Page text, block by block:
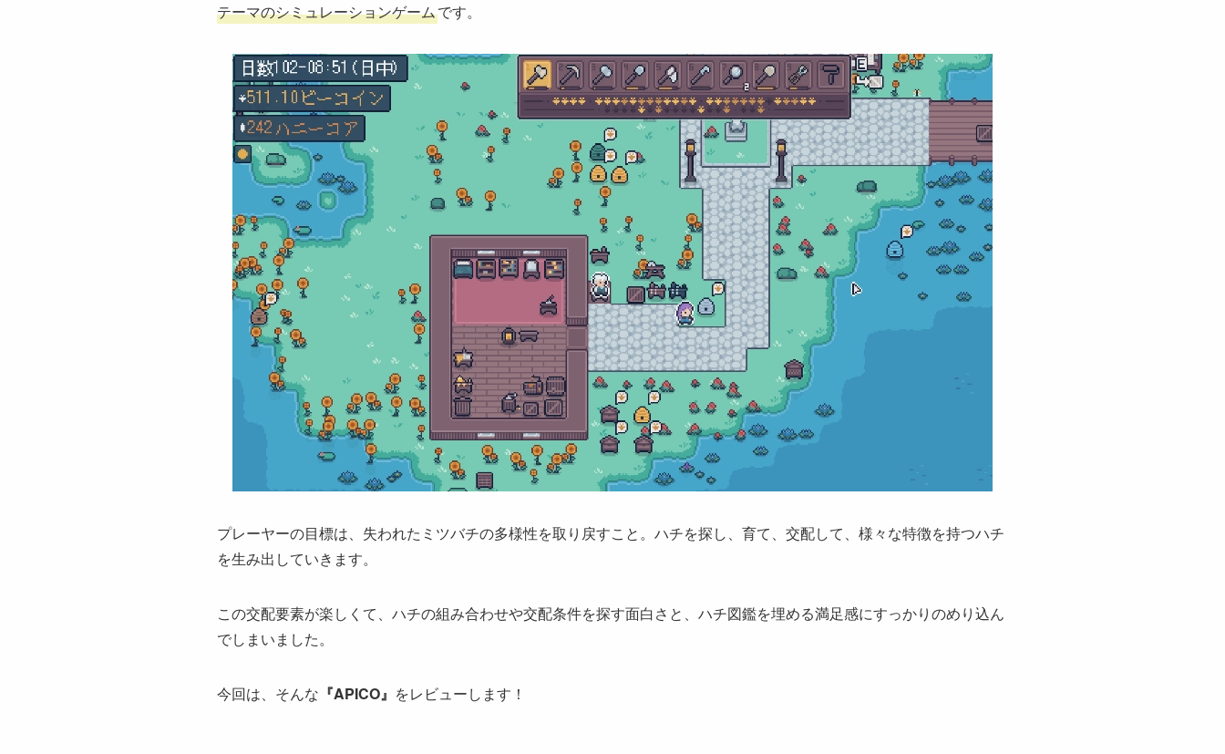
テーマのシミュレーションゲームです。
プレーヤーの目標は、失われたミツバチの多様性を取り戻すこと。ハチを探し、育て、交配して、様々な特徴を持つハチ
を生み出していきます。
この交配要素が楽しくて、ハチの組み合わせや交配条件を探す面白さと、ハチ図鑑を埋める満足感にすっかりのめり込ん
でしまいました。
今回は、そんな 『APICO』 をレビューします！